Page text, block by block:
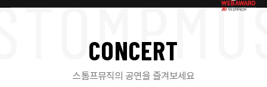
CONCERT
스톰프뮤직의 공연을 즐겨보세요